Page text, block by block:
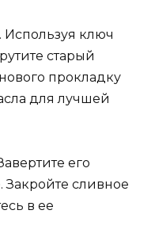
ключ
старый
прокладку
для лучшей
его
Закройте сливное
в ее